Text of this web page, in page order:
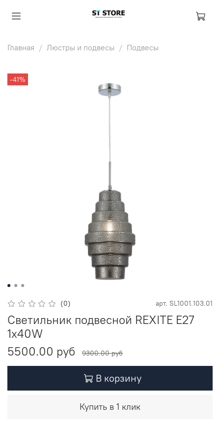
Главная Люстры и подвесы Подвесы
-41%
(0) арт. SL1001.103.01
Светильник подвесной REXITE E27
1х40W
5500.00 руб
9300.00 руб
В корзину
Купить в 1 клик